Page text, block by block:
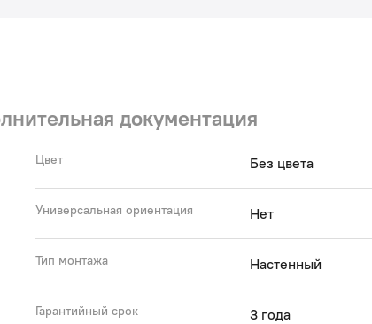
документация
Цвет Без цвета
Универсальная ориентация Нет
Тип монтажа Настенный
Гарантийный срок 3 года